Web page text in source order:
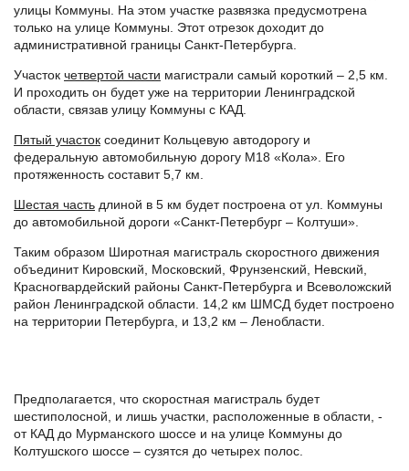
улицы Коммуны. На этом участке развязка предусмотрена
только на улице Коммуны. Этот отрезок доходит до
административной границы Санкт-Петербурга.
Участок четвертой части магистрали самый короткий – 2,5 км.
И проходить он будет уже на территории Ленинградской
области, связав улицу Коммуны с КАД.
Пятый участок соединит Кольцевую автодорогу и
федеральную автомобильную дорогу М18 «Кола». Его
протяженность составит 5,7 км.
Шестая часть длиной в 5 км будет построена от ул. Коммуны
до автомобильной дороги «Санкт-Петербург – Колтуши».
Таким образом Широтная магистраль скоростного движения
объединит Кировский, Московский, Фрунзенский, Невский,
Красногвардейский районы Санкт-Петербурга и Всеволожский
район Ленинградской области. 14,2 км ШМСД будет построено
на территории Петербурга, и 13,2 км – Ленобласти.
Предполагается, что скоростная магистраль будет
шестиполосной, и лишь участки, расположенные в области, -
от КАД до Мурманского шоссе и на улице Коммуны до
Колтушского шоссе – сузятся до четырех полос.